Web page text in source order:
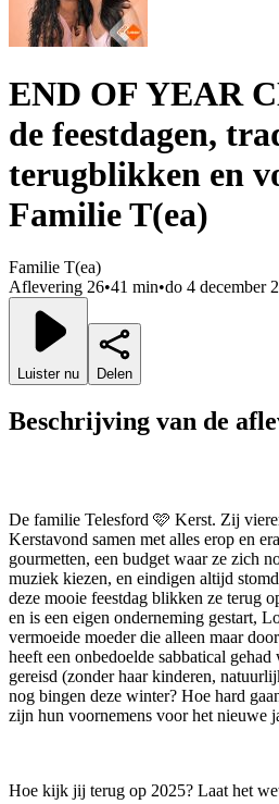
END OF YEAR
de feestdagen,
terugblikken en
Familie T(ea)
Familie T(ea)
Aflevering 26•41 min•do 4 december
Luister nu Delen
Beschrijving van de
De familie Telesford 🩷 Kerst. Zij
Kerstavond samen met alles erop en
gourmetten, een budget waar ze zich
muziek kiezen, en eindigen altijd
deze mooie feestdag blikken ze terug
en is een eigen onderneming gestart,
vermoeide moeder die alleen maar
heeft een onbedoelde sabbatical
gereisd (zonder haar kinderen,
nog bingen deze winter? Hoe hard
zijn hun voornemens voor het nieuwe
Hoe kijk jij terug op 2025? Laat het